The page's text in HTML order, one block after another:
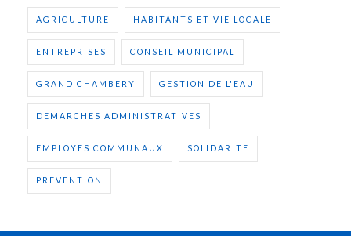
AGRICULTURE HABITANTS ET VIE LOCALE
ENTREPRISES CONSEIL MUNICIPAL
GRAND CHAMBERY GESTION DE L'EAU
DEMARCHES ADMINISTRATIVES
EMPLOYES COMMUNAUX SOLIDARITE
PREVENTION